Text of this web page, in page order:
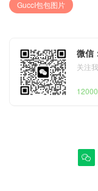
GuccI包包图片
微信
关注
